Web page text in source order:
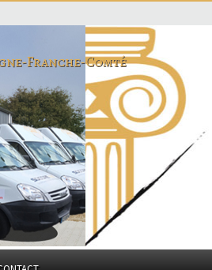
Franche-Comté